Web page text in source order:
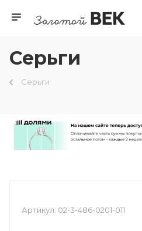
Серьги
Серьги
Артикул: 02-3-486-0201-011